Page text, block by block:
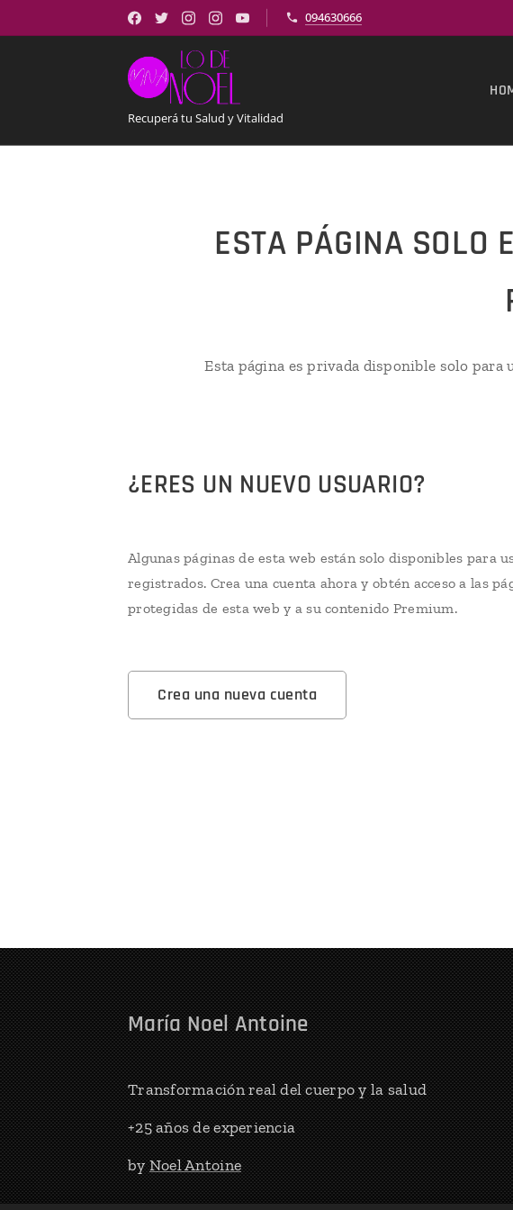
094630666
Recuperá tu Salud y Vitalidad
ESTA PÁGINA SOLO
Esta página es privada disponible solo para
¿ERES UN NUEVO USUARIO?
Algunas páginas de esta web están solo disponibles para
registrados. Crea una cuenta ahora y obtén acceso a las
protegidas de esta web y a su contenido Premium.
Crea una nueva cuenta
María Noel Antoine
Transformación real del cuerpo y la salud
+25 años de experiencia
byNoel Antoine